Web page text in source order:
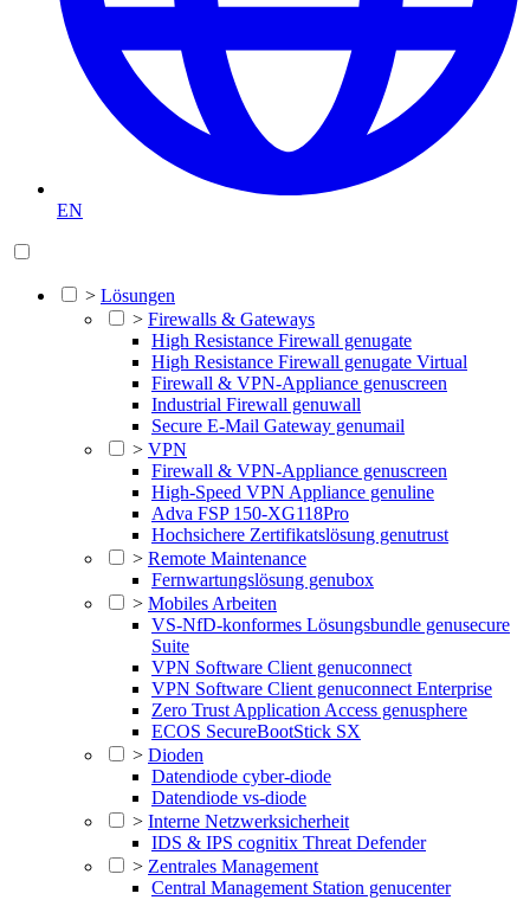
EN
> Lösungen
> Firewalls & Gateways
High Resistance Firewall genugate
High Resistance Firewall genugate Virtual
Firewall & VPN-Appliance genuscreen
Industrial Firewall genuwall
Secure E-Mail Gateway genumail
> VPN
Firewall & VPN-Appliance genuscreen
High-Speed VPN Appliance genuline
Adva FSP 150-XG118Pro
Hochsichere Zertifikatslösung genutrust
> Remote Maintenance
Fernwartungslösung genubox
> Mobiles Arbeiten
VS-NfD-konformes Lösungsbundle genusecure
Suite
VPN Software Client genuconnect
VPN Software Client genuconnect Enterprise
Zero Trust Application Access genusphere
ECOS SecureBootStick SX
> Dioden
Datendiode cyber-diode
Datendiode vs-diode
> Interne Netzwerksicherheit
IDS & IPS cognitix Threat Defender
> Zentrales Management
Central Management Station genucenter